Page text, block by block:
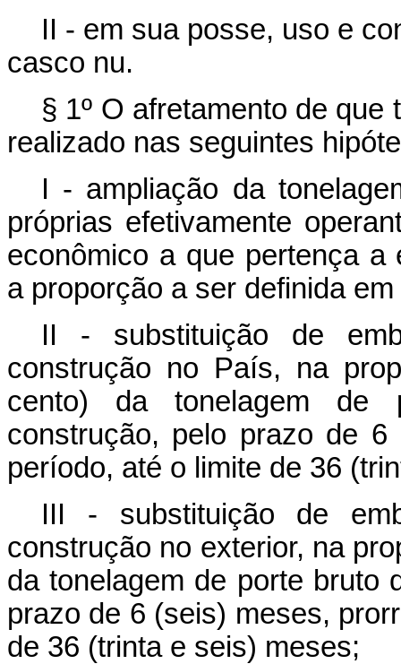
II - em sua posse, uso e
casco nu.
§ 1º O afretamento de que
realizado nas seguintes
I - ampliação da
próprias efetivamente
econômico a que pertença a
a proporção a ser definida
II - substituição de
construção no País, na
cento) da tonelagem de
construção, pelo prazo de
período, até o limite de 36
III - substituição de
construção no exterior, na
da tonelagem de porte bruto
prazo de 6 (seis) meses,
de 36 (trinta e seis) meses;